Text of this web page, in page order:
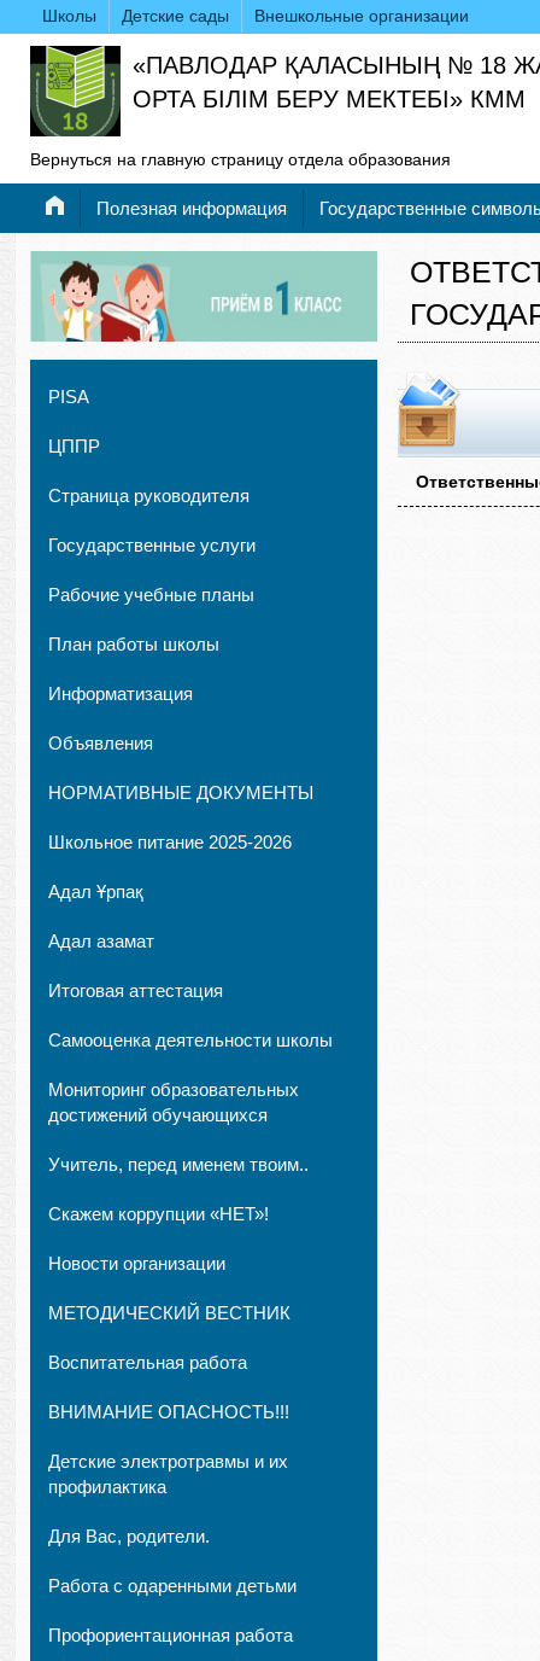
Школы Детские сады Внешкольные организации
«ПАВЛОДАР ҚАЛАСЫНЫҢ № 18
ОРТА БІЛІМ БЕРУ МЕКТЕБІ» КММ
Вернуться на главную страницу отдела образования
Полезная информация Государственные
PISA
ЦППР
Страница руководителя
Государственные услуги
Рабочие учебные планы
План работы школы
Информатизация
Объявления
НОРМАТИВНЫЕ ДОКУМЕНТЫ
Школьное питание 2025-2026
Адал Ұрпақ
Адал азамат
Итоговая аттестация
Самооценка деятельности школы
Мониторинг образовательных
достижений обучающихся
Учитель, перед именем твоим..
Скажем коррупции «НЕТ»!
Новости организации
МЕТОДИЧЕСКИЙ ВЕСТНИК
Воспитательная работа
ВНИМАНИЕ ОПАСНОСТЬ!!!
Детские электротравмы и их
профилактика
Для Вас, родители.
Работа с одаренными детьми
Профориентационная работа